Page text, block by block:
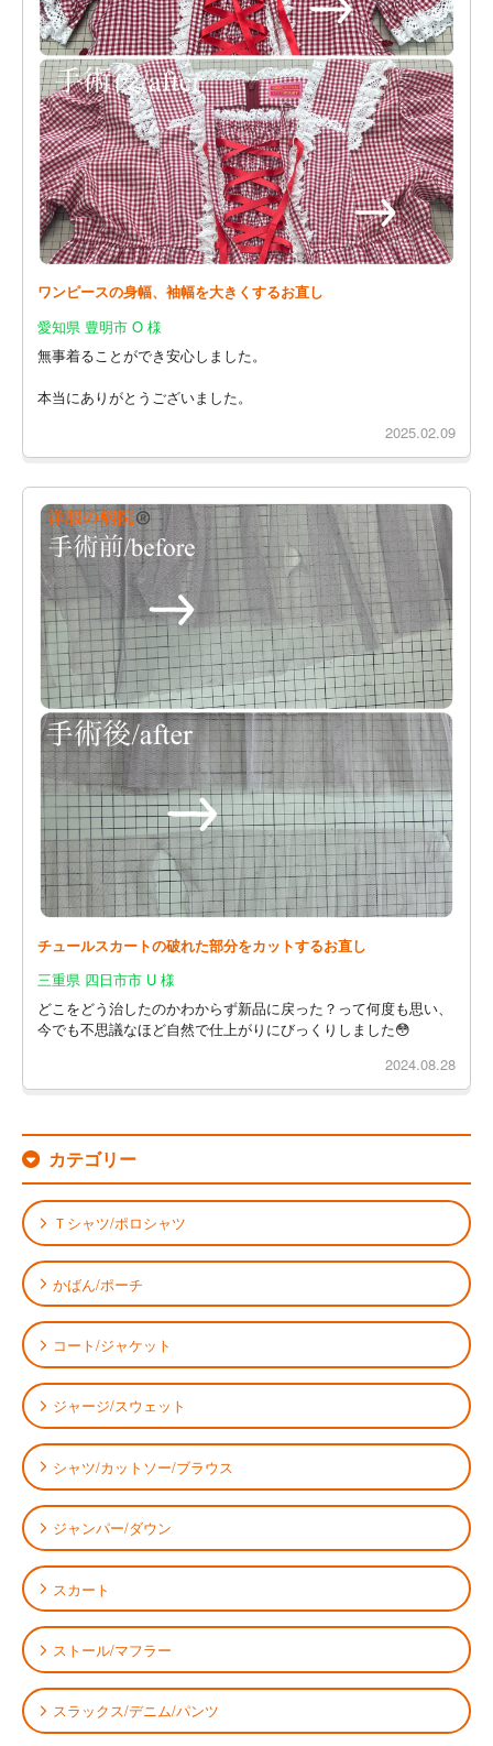
ワンピースの身幅、袖幅を大きくするお直し
愛知県 豊明市 O 様
無事着ることができ安心しました。
本当にありがとうございました。
2025.02.09
チュールスカートの破れた部分をカットするお直し
三重県 四日市市 U 様
どこをどう治したのかわからず新品に戻った？って何度も思い、
今でも不思議なほど自然で仕上がりにびっくりしました😳
2024.08.28
カテゴリー
Ｔシャツ/ポロシャツ
かばん/ポーチ
コート/ジャケット
ジャージ/スウェット
シャツ/カットソー/ブラウス
ジャンパー/ダウン
スカート
ストール/マフラー
スラックス/デニム/パンツ